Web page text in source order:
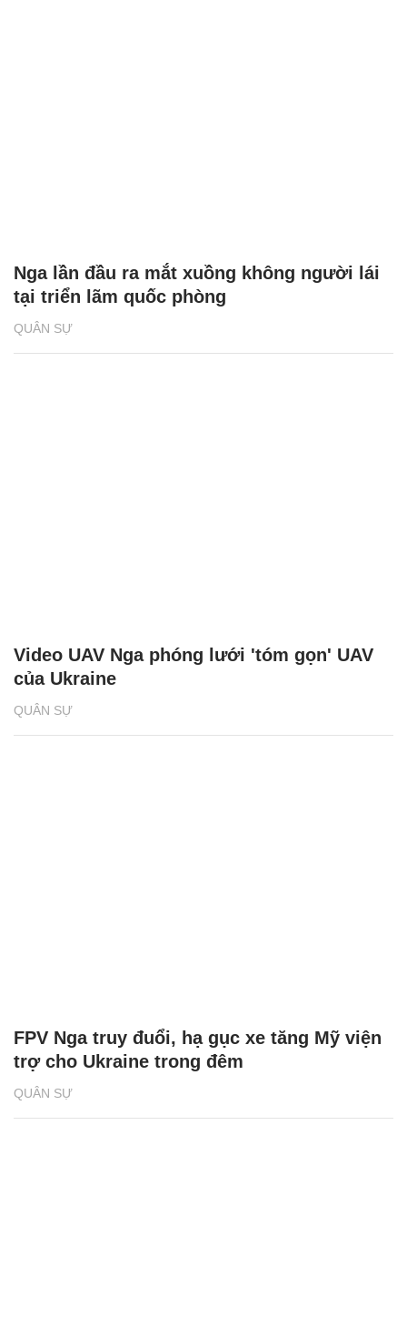
QUÂN SỰ
Nga lần đầu ra mắt xuồng không người lái
tại triển lãm quốc phòng
QUÂN SỰ
Video UAV Nga phóng lưới 'tóm gọn' UAV
của Ukraine
QUÂN SỰ
FPV Nga truy đuổi, hạ gục xe tăng Mỹ viện
trợ cho Ukraine trong đêm